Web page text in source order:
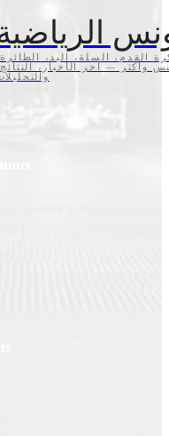
القدم، السلة، اليد،
وأكثر — آخر الأخبار،